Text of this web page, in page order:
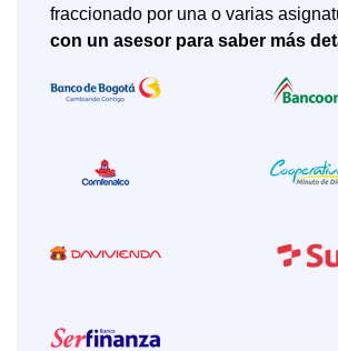
fraccionado por una o varias
con un asesor para saber más